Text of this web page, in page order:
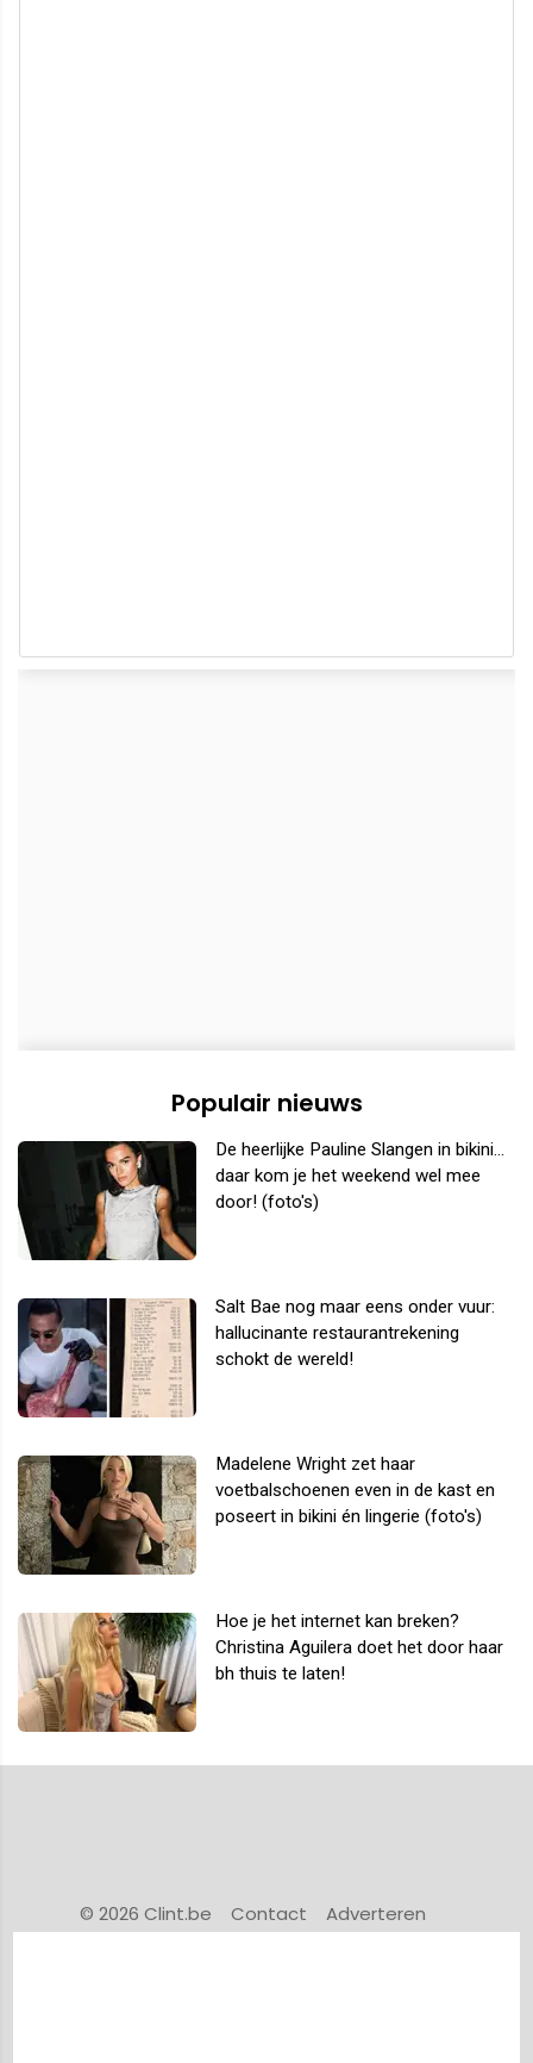
Populair nieuws
De heerlijke Pauline Slangen in bikini...
daar kom je het weekend wel mee
door! (foto's)
Salt Bae nog maar eens onder vuur:
hallucinante restaurantrekening
schokt de wereld!
Madelene Wright zet haar
voetbalschoenen even in de kast en
poseert in bikini én lingerie (foto's)
Hoe je het internet kan breken?
Christina Aguilera doet het door haar
bh thuis te laten!
© 2026 Clint.be Contact
Adverteren